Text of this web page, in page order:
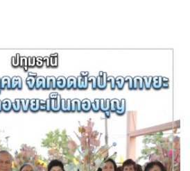
ยางพารา!
ห้าม
ใช้
“สาร
จับ
ตัว
ยาง